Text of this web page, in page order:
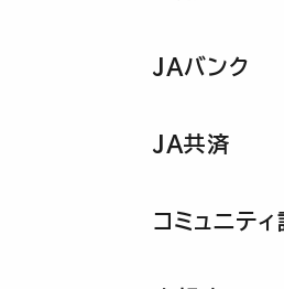
JAバンク
JA共済
コミュニティ